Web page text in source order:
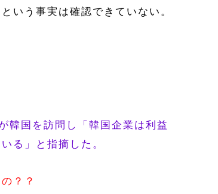
いう事実は確認できていない。
韓国を訪問し「韓国企業は利益
る」と指摘した。
？？